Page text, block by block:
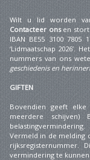
Wilt u lid worden
Contacteer onsen stort
IBAN BE55 3100 7805
‘Lidmaatschap 2026’.
nummers van ons
geschiedenis en
GIFTEN
Bovendien geeft
meerdere schijven)
belastingvermindering.
Vermeld in de melding
rijksregisternummer.
vermindering te kunnen